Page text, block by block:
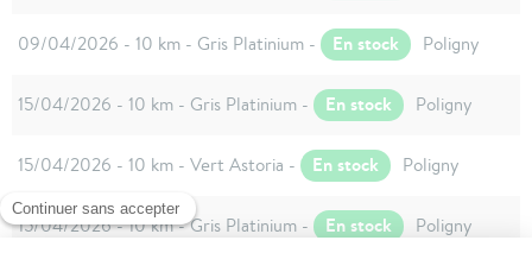
09/04/2026 - 10 km - Gris Platinium - En stock Poligny
15/04/2026 - 10 km - Gris Platinium - En stock Poligny
15/04/2026 - 10 km - Vert Astoria - En stock Poligny
15/04/2026 - 10 km - Gris Platinium - En stock Poligny